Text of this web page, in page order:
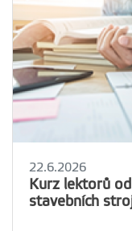
22.6.2026
Kurz lektorů
stavebních